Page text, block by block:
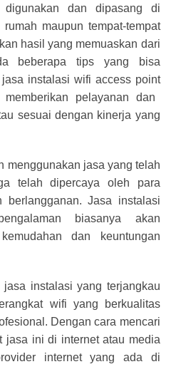
dan dipasang di
maupun tempat-tempat
hasil yang memuaskan dari
beberapa tips yang bisa
jasa instalasi wifi access point
pelayanan dan
sesuai dengan kinerja yang
menggunakan jasa yang telah
telah dipercaya oleh para
berlangganan. Jasa instalasi
biasanya akan
dan keuntungan
instalasi yang terjangkau
wifi yang berkualitas
Dengan cara mencari
jasa ini di internet atau media
internet yang ada di